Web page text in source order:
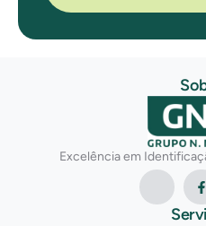
Excelência em